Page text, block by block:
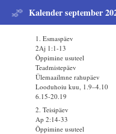
Kalender september
1. Esmaspäev
2Aj 1:1-13
Õppimine usuteel
Teadmistepäev
Ülemaailmne rahupäev
Looduhoiu kuu, 1.9–4.10
6.15-20.19
2. Teisipäev
Ap 2:14-33
Õppimine usuteel